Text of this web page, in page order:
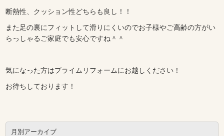
断熱性、クッション性どちらも良し！！
また足の裏にフィットして滑りにくいのでお子様やご高齢の方がい
らっしゃるご家庭でも安心ですね＾＾
気になった方はプライムリフォームにお越しください！
お待ちしております！
月別アーカイブ